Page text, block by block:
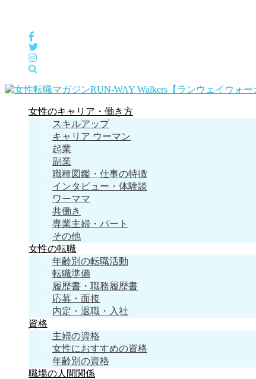
女性のキャリア・働き方
スキルアップ
キャリア ウーマン
起業
副業
職種図鑑・仕事の特徴
インタビュー・体験談
ワーママ
共働き
専業主婦・パート
その他
女性の転職
年齢別の転職活動
転職準備
履歴書・職務履歴書
応募・面接
内定・退職・入社
資格
主婦の資格
女性におすすめの資格
年齢別の資格
職場の人間関係